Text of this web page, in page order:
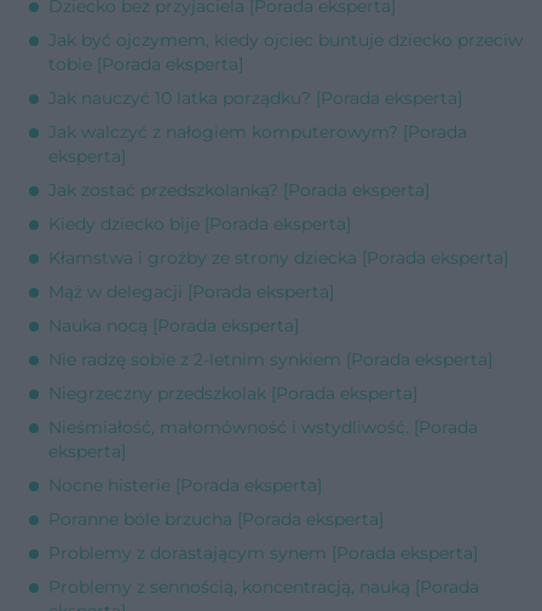
Dziecko bez przyjaciela [Porada eksperta]
Jak być ojczymem, kiedy ojciec buntuje dziecko przeciw
tobie [Porada eksperta]
Jak nauczyć 10 latka porządku? [Porada eksperta]
Jak walczyć z nałogiem komputerowym? [Porada
eksperta]
Jak zostać przedszkolanką? [Porada eksperta]
Kiedy dziecko bije [Porada eksperta]
Kłamstwa i groźby ze strony dziecka [Porada eksperta]
Mąż w delegacji [Porada eksperta]
Nauka nocą [Porada eksperta]
Nie radzę sobie z 2-letnim synkiem [Porada eksperta]
Niegrzeczny przedszkolak [Porada eksperta]
Nieśmiałość, małomówność i wstydliwość. [Porada
eksperta]
Nocne histerie [Porada eksperta]
Poranne bóle brzucha [Porada eksperta]
Problemy z dorastającym synem [Porada eksperta]
Problemy z sennością, koncentracją, nauką [Porada